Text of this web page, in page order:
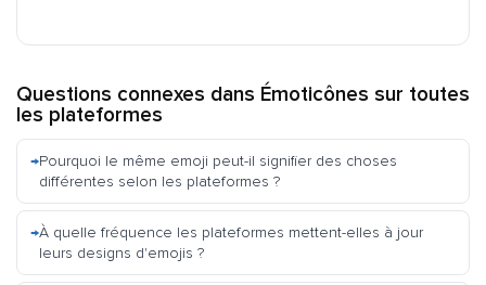
Questions connexes dans Émoticônes sur toutes
les plateformes
Pourquoi le même emoji peut-il signifier des choses
différentes selon les plateformes ?
À quelle fréquence les plateformes mettent-elles à jour
leurs designs d'emojis ?